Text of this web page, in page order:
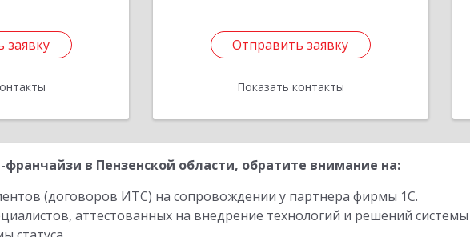
заявку
заявку Отправить заявку
Показать контакты
Отправить заявку
Назад
в Пензенской области, обратите внимание на:
(договоров ИТС) на сопровождении у партнера фирмы 1С.
аттестованных на внедрение технологий и решений